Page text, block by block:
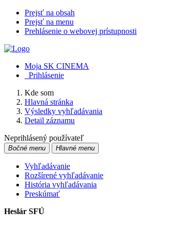
Prejsť na obsah
Prejsť na menu
Prehlásenie o webovej prístupnosti
Moja SK CINEMA
Prihlásenie
Kde som
Hlavná stránka
Výsledky vyhľadávania
Detail záznamu
Neprihlásený používateľ
Bočné menu Hlavné menu
Vyhľadávanie
Rozšírené vyhľadávanie
História vyhľadávania
Preskúmať
Heslár SFÚ